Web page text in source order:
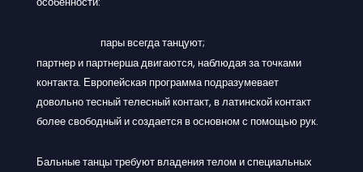
пары всегда танцуют;
партнер и партнерша двигаются, наблюдая за точками
контакта. Европейская программа подразумевает
довольно тесный телесный контакт, в латинской контакт
более свободный и создается в основном с помощью рук.
Бальные танцы требуют владения телом и специальных